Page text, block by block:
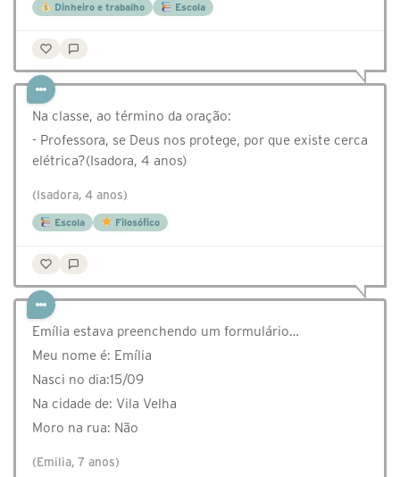
Dinheiro e trabalho Escola
Na classe, ao término da oração:
- Professora, se Deus nos protege, por que existe cerca
elétrica?(Isadora, 4 anos)
(Isadora, 4 anos)
Escola Filosófico
Emília estava preenchendo um formulário…
Meu nome é: Emília
Nasci no dia:15/09
Na cidade de: Vila Velha
Moro na rua: Não
(Emilia, 7 anos)